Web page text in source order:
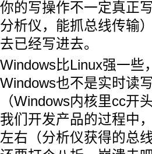
你的写操作不一定真正
分析仪，能抓总线传输
去已经写进去。
Windows比Linux强一些
Windows也不是实时读
（Windows内核里cc开
我们开发产品的过程中
左右（分析仪获得的总